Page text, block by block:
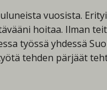
vuosista.
hoitaa. Ilman
työssä yhdessä
tehden pärjäät